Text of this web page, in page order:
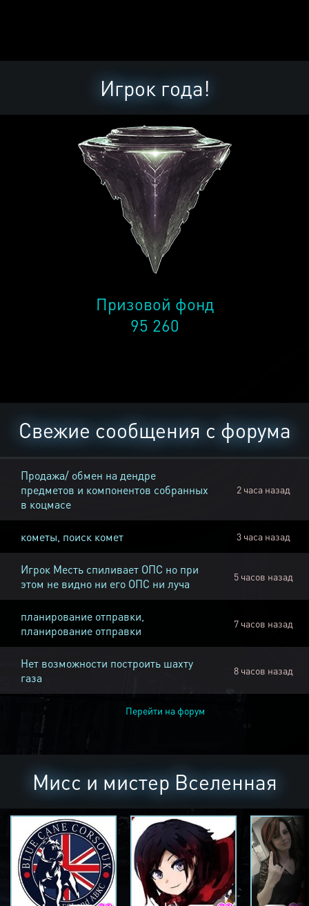
Игрок года!
Призовой фонд
95 260
Свежие сообщения с форума
Продажа/ обмен на дендре
предметов и компонентов собранных
в коцмасе
2 часа назад
кометы, поиск комет 3 часа назад
Игрок Месть спиливает ОПС но при
этом не видно ни его ОПС ни луча
5 часов назад
планирование отправки,
планирование отправки
7 часов назад
Нет возможности построить шахту
газа
8 часов назад
Перейти на форум
Мисс и мистер Вселенная